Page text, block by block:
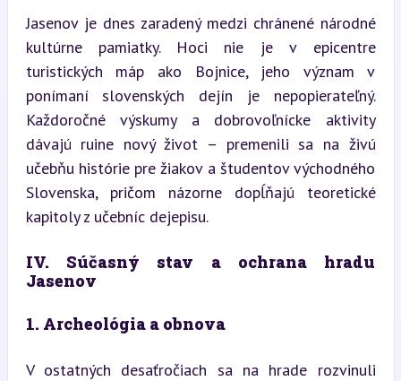
Jasenov je dnes zaradený medzi chránené národné
kultúrne pamiatky. Hoci nie je v epicentre
turistických máp ako Bojnice, jeho význam v
ponímaní slovenských dejín je nepopierateľný.
Každoročné výskumy a dobrovoľnícke aktivity
dávajú ruine nový život – premenili sa na živú
učebňu histórie pre žiakov a študentov východného
Slovenska, pričom názorne dopĺňajú teoretické
kapitoly z učebníc dejepisu.
IV. Súčasný stav a ochrana hradu
Jasenov
1. Archeológia a obnova
V ostatných desaťročiach sa na hrade rozvinuli